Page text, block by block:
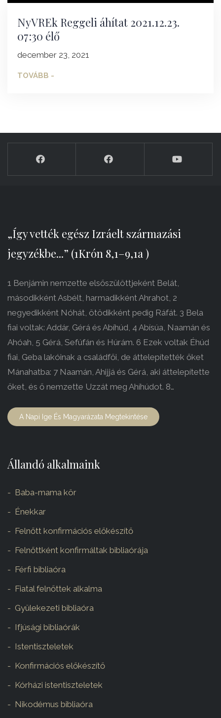
NyVREk Reggeli áhítat 2021.12.23.
07:30 élő
december 23, 2021
TOVÁBB -
„Így vették egész Izráelt származási
jegyzékbe...” (1Krón 8,1–9,1a )
1 Benjámin nemzette elsőszülöttjeként Belát,
másodikként Asbélt, harmadikként Ahrahot, 2
negyedikként Nóhát, ötödikként pedig Ráfát. 3 Bela
fiai voltak: Addár, Gérá és Abíhúd, 4 Abísúa, Naamán és
Ahóah, 5 Gérá, Sefúfán és Húrám. 6 Ezek voltak Éhúd
fiai, Geba lakóinak a családfői, de áttelepítették őket
Mánahatba: 7 Naamán, Ahijjá és Gérá, aki áttelepítette
őket, és ő nemzette Uzzát meg Ahíhúdot. 8…
A Napi Ige És Magyarázata Megtekintése
Állandó alkalmaink
Baba-mama kör
Énekkar
Felnőtt konfirmációs előkészítő
Felnőttként konfirmáltak bibliaórája
Férfi bibliaóra
Fiatal felnőttek alkalma
Gyülekezeti bibliaóra
Ifjúsági bibliaórák
Istentiszteletek
Konfirmációs előkészítő
Kórházi istentiszteletek
Nikodémus bibliaóra